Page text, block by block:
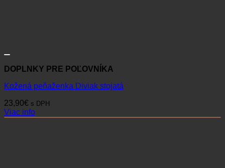
DOPLNKY PRE POĽOVNÍKA
Kožená peňaženka Diviak stojatá
23,90€ s DPH
Viac info